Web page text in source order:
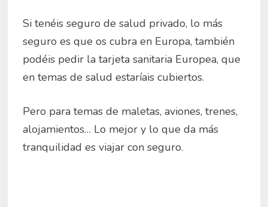
Si tenéis seguro de salud privado, lo más
seguro es que os cubra en Europa, también
podéis pedir la tarjeta sanitaria Europea, que
en temas de salud estaríais cubiertos.
Pero para temas de maletas, aviones, trenes,
alojamientos… Lo mejor y lo que da más
tranquilidad es viajar con seguro.